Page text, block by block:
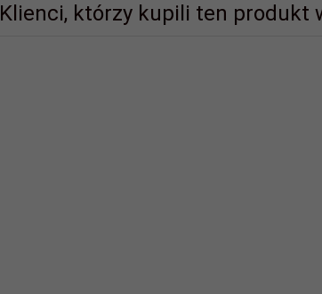
Klienci, którzy kupili ten produkt